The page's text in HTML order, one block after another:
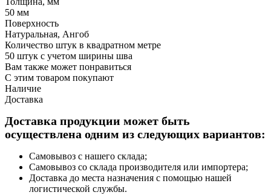
50 мм
Поверхность
Натуральная, Ангоб
Количество штук в квадратном метре
50 штук с учетом ширины шва
Вам также может понравиться
С этим товаром покупают
Наличие
Доставка
Доставка продукции может быть
осуществлена одним из следующих вариантов:
Самовывоз с нашего склада;
Самовывоз со склада производителя или импортера;
Доставка до места назначения с помощью нашей
логистической службы.